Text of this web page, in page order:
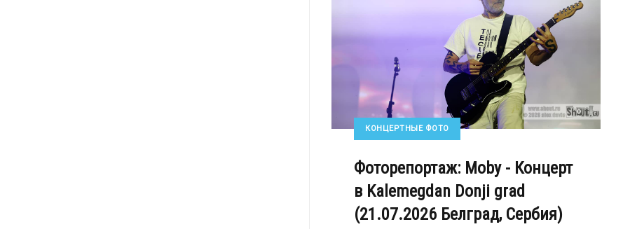
КОНЦЕРТНЫЕ ФОТО
Фоторепортаж: Moby - Концерт
в Kalemegdan Donji grad
(21.07.2026 Белград, Сербия)